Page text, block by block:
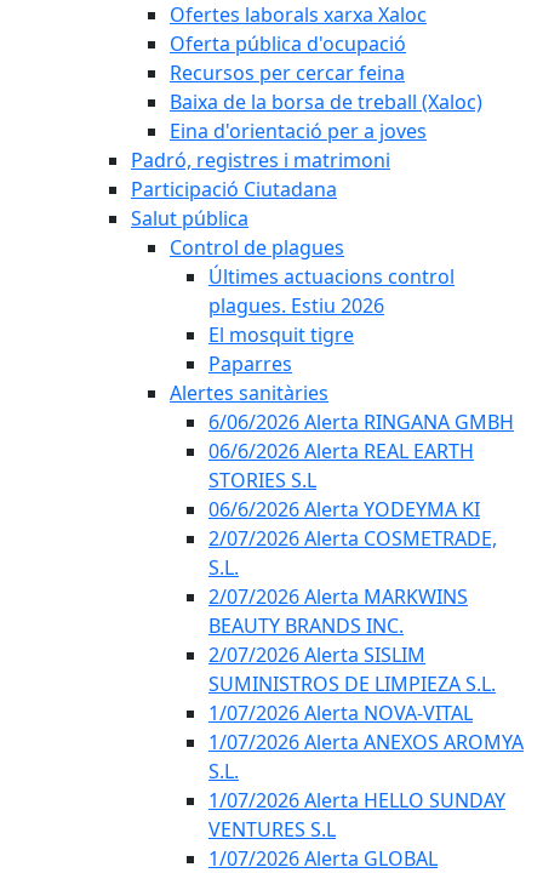
Ofertes laborals xarxa Xaloc
Oferta pública d'ocupació
Recursos per cercar feina
Baixa de la borsa de treball (Xaloc)
Eina d'orientació per a joves
Padró, registres i matrimoni
Participació Ciutadana
Salut pública
Control de plagues
Últimes actuacions control
plagues. Estiu 2026
El mosquit tigre
Paparres
Alertes sanitàries
6/06/2026 Alerta RINGANA GMBH
06/6/2026 Alerta REAL EARTH
STORIES S.L
06/6/2026 Alerta YODEYMA KI
2/07/2026 Alerta COSMETRADE,
S.L.
2/07/2026 Alerta MARKWINS
BEAUTY BRANDS INC.
2/07/2026 Alerta SISLIM
SUMINISTROS DE LIMPIEZA S.L.
1/07/2026 Alerta NOVA-VITAL
1/07/2026 Alerta ANEXOS AROMYA
S.L.
1/07/2026 Alerta HELLO SUNDAY
VENTURES S.L
1/07/2026 Alerta GLOBAL